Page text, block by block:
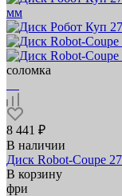
соломка
8 441 ₽
В наличии
Диск Robot-Coupe
В корзину
фри